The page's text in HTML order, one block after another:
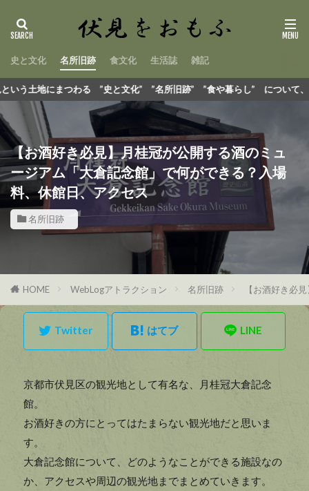
史と文化 名所旧跡 食文化 生活誌 雑記
化” ”名所旧跡” ”食や暮らし” について、 折にふれて書き留めた記録
【お酒好き必見】月桂冠が公開する酒のミュ
ージアム「大倉記念館」で何ができる？入場
料、休館日、アクセス
名所旧跡
HOME WebLogアトラクション 名所旧跡 【お酒好き必
京都市伏見区の観光地として有名な、月桂冠大倉記念
館。
お酒好きの方にとってはたまらない観光地だと思いま
す。
大倉記念館について、どのようなことができる施設なの
か、アクセスや周辺の観光地までまとめていきます。